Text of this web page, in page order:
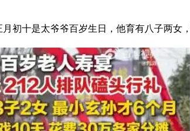
初十是太爷爷百岁生日，他育有八子两